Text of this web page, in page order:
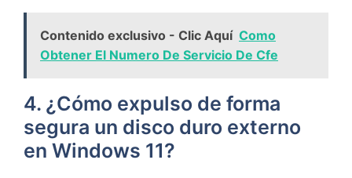
Contenido exclusivo - Clic Aquí Como
Obtener El Numero De Servicio De Cfe
4. ¿Cómo expulso de forma
segura un disco duro externo
en Windows 11?